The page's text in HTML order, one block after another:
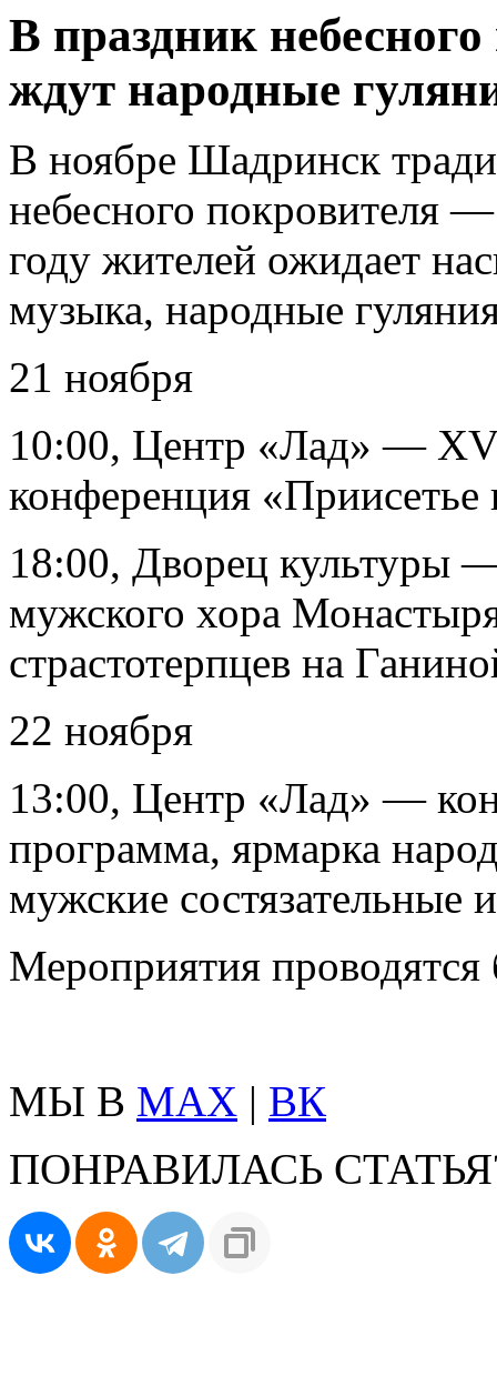
В праздник
ждут народные
В ноябре Шадринск
небесного покровителя
году жителей ожидает
музыка, народные
21 ноября
10:00, Центр «Лад» —
конференция «Приисетье
18:00, Дворец культуры
мужского хора
страстотерпцев на
22 ноября
13:00, Центр «Лад» —
программа, ярмарка
мужские состязательные
Мероприятия проводятся
МЫ В MAX | ВК
ПОНРАВИЛАСЬ